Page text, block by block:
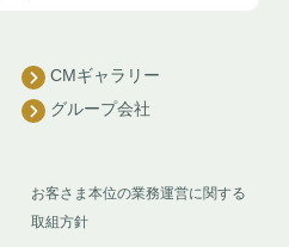
CMギャラリー
グループ会社
お客さま本位の業務運営に関する
取組方針